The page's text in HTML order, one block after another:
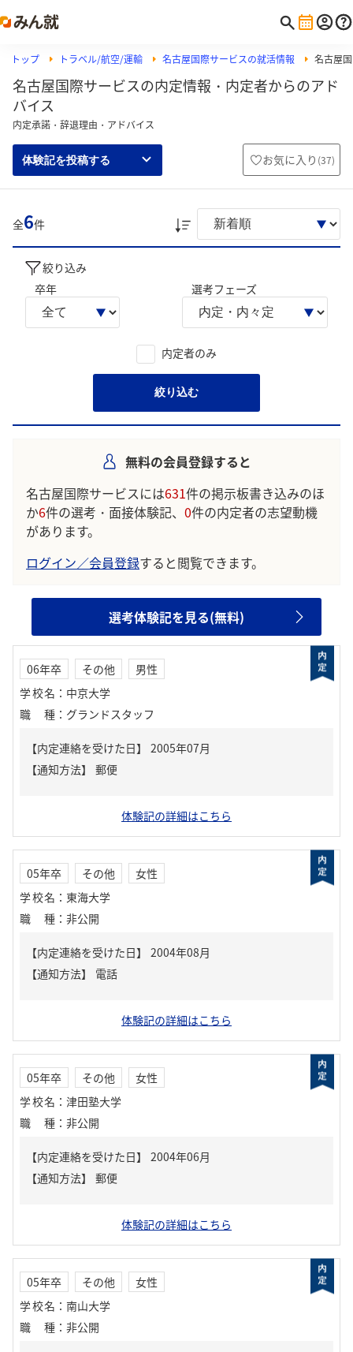
トップ トラベル/航空/運輸 名古屋国際サービスの就活情報 名古屋
名古屋国際サービスの内定情報・内定者からのアド
バイス
内定承諾・辞退理由・アドバイス
体験記を投稿する お気に入り (37)
全6件
絞り込み
卒年
選考フェーズ
内定者のみ
絞り込む
無料の会員登録すると
名古屋国際サービスには631件の掲示板書き込みのほ
か6件の選考・面接体験記、 0件の内定者の志望動機
があります。
ログイン／会員登録すると閲覧できます。
選考体験記を見る(無料)
06年卒 その他
男性
学校名 ： 中京大学
職種 ： グランドスタッフ
【内定連絡を受けた日】
2005年07月
【通知方法】
郵便
体験記の詳細はこちら
05年卒 その他
女性
学校名 ： 東海大学
職種 ： 非公開
【内定連絡を受けた日】
2004年08月
【通知方法】
電話
体験記の詳細はこちら
05年卒 その他
女性
学校名 ： 津田塾大学
職種 ： 非公開
【内定連絡を受けた日】
2004年06月
【通知方法】
郵便
体験記の詳細はこちら
05年卒 その他
女性
学校名 ： 南山大学
職種 ： 非公開